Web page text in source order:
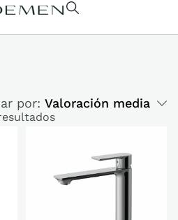
por: Valoración media